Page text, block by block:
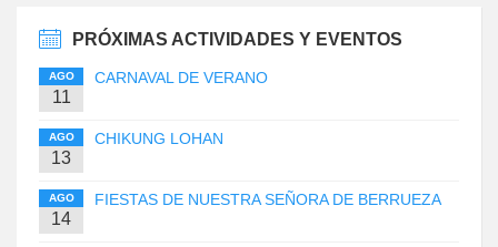
PRÓXIMAS ACTIVIDADES Y EVENTOS
AGO
11
CARNAVAL DE VERANO
AGO
13
CHIKUNG LOHAN
AGO
14
FIESTAS DE NUESTRA SEÑORA DE BERRUEZA